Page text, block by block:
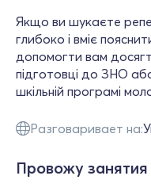
Якщо ви шукаєте
глибоко і вміє
допомогти вам
підготовці до ЗНО
шкільній програмі
Разговаривает на:
Провожу